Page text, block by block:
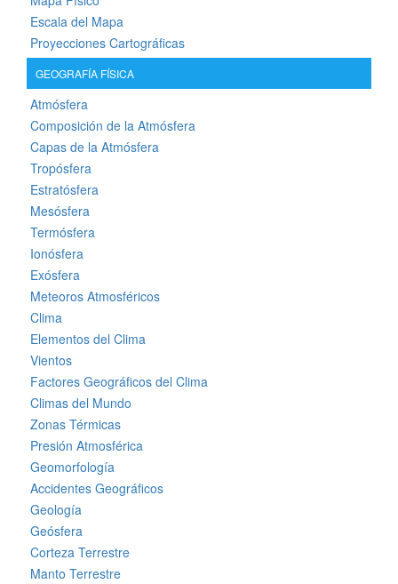
Escala del Mapa
Proyecciones Cartográficas
GEOGRAFÍA FÍSICA
Atmósfera
Composición de la Atmósfera
Capas de la Atmósfera
Tropósfera
Estratósfera
Mesósfera
Termósfera
Ionósfera
Exósfera
Meteoros Atmosféricos
Clima
Elementos del Clima
Vientos
Factores Geográficos del Clima
Climas del Mundo
Zonas Térmicas
Presión Atmosférica
Geomorfología
Accidentes Geográficos
Geología
Geósfera
Corteza Terrestre
Manto Terrestre